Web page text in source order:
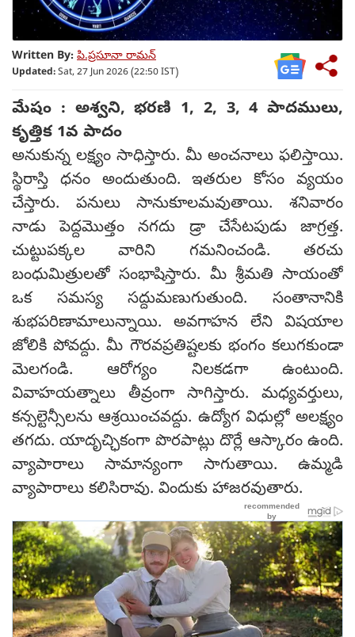
Written By: పి.ప్రసూనా రామన్
Updated:Sat, 27 Jun 2026 (22:50 IST)
మేషం : అశ్వని, భరణి 1, 2, 3, 4 పాదములు,
కృత్తిక 1వ పాదం
అనుకున్న లక్ష్యం సాధిస్తారు. మీ అంచనాలు ఫలిస్తాయి.
స్థిరాస్తి ధనం అందుతుంది. ఇతరుల కోసం వ్యయం
చేస్తారు. పనులు సానుకూలమవుతాయి. శనివారం
నాడు పెద్దమొత్తం నగదు డ్రా చేసేటపుడు జాగ్రత్త.
చుట్టుపక్కల వారిని గమనించండి. తరచు
బంధుమిత్రులతో సంభాషిస్తారు. మీ శ్రీమతి సాయంతో
ఒక సమస్య సద్దుమణుగుతుంది. సంతానానికి
శుభపరిణామాలున్నాయి. అవగాహన లేని విషయాల
జోలికి పోవద్దు. మీ గౌరవప్రతిష్టలకు భంగం కలుగకుండా
మెలగండి. ఆరోగ్యం నిలకడగా ఉంటుంది.
వివాహయత్నాలు తీవ్రంగా సాగిస్తారు. మధ్యవర్తులు,
కన్సల్టెన్సీలను ఆశ్రయించవద్దు. ఉద్యోగ విధుల్లో అలక్ష్యం
తగదు. యాదృచ్ఛికంగా పొరపాట్లు దొర్లే ఆస్కారం ఉంది.
వ్యాపారాలు సామాన్యంగా సాగుతాయి. ఉమ్మడి
వ్యాపారాలు కలిసిరావు. విందుకు హాజరవుతారు.